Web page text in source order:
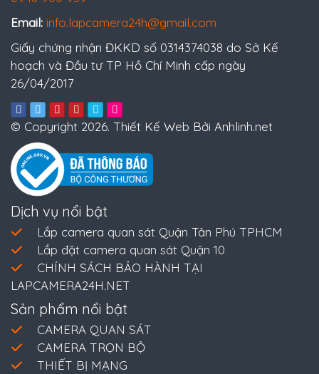
Email: info.lapcamera24h@gmail.com
Giấy chứng nhận ĐKKD số 0314374038 do Sở Kế
hoạch và Đầu tư TP Hồ Chí Minh cấp ngày
26/04/2017
© Copyright 2026. Thiết Kế Web Bởi Anhlinh.net
Dịch vụ nổi bật
Lắp camera quan sát Quận Tân Phú TPHCM
Lắp đặt camera quan sát Quận 10
CHÍNH SÁCH BẢO HÀNH TẠI
LAPCAMERA24H.NET
Sản phẩm nổi bật
CAMERA QUAN SÁT
CAMERA TRỌN BỘ
THIẾT BỊ MẠNG